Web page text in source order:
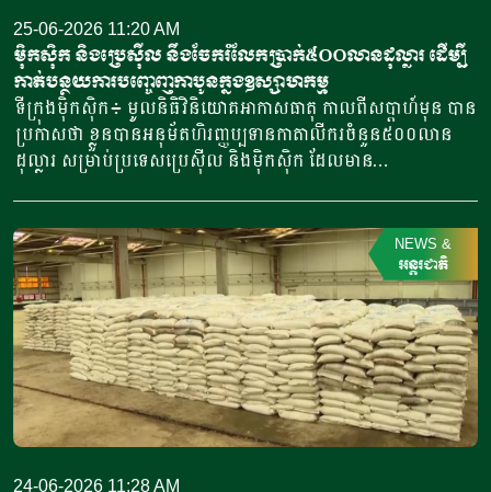
ចេញដំណើរផងដែរ។ […]
ព្រៃឈើ ពិបាករស់បំផុត។ វិស័យកសិកម្មចូលរួ​មចំណែក
ប្រមាណ១០ភាគរយ នៃសេដ្ឋកិច្ចម៉ារ៉ុក ហើយភាគច្រើនពឹងផ្អែកលើទឹក
ភ្លៀង។ ការពឹងផ្អែកបែបនេះ ទើបឥឡូវនេះ នាំឱ្យជួបស្ថានភាពកាន់តែ
ពិបាកខ្លាំងឡើង ដោយមានភ្លៀងធ្លាក់តិចតួច និងកម្តៅឡើងមិន
ឈប់ឈរ ធ្វើឱ្យការដាំដុះរងផលប៉ះពាល់យ៉ាងខ្លាំង។ ទិន្នផលដំណាំ
របស់ម៉ារ៉ុកបានធ្លាក់ចុះប្រមាណ៤៣ភាគរយ ក្នុងរដូវប្រមូលផល
ឆ្នាំ២០២៣-២០២៤ ដែលជាកម្រិតទាបបំផុតមួយមិនធ្លាប់មានក្នុង
ប្រវត្តិសាស្ត្រ។ ផលិតកម្មស្រូវសាលីបានធ្លាក់ចុះដល់កម្រិតទាបបំផុត
ក្នុងរយៈពេល១៥ឆ្នាំកន្លងមកនេះ។ ចំណែកដំណាំសំខាន់ៗផ្សេងទៀត
បានរងការខូចខាតស្ទើរគ្មានសល់។ ផ្លែអូលីវ បានផលិតប្រេងបានតិច
ជាងមុន ហើយបរិមាណផ្លែបានធ្លាក់ចុះដោយសារសីតុណ្ហភាពក្តៅខ្លាំង
ពេក។ រីឯចម្ការដំណាំក្រូចក៏បានធ្លាក់ចុះទិន្នផលផងដែរ ទាំងក្នុង
ផលិតកម្ម និងការនាំចេញ។ […]
25-06-2026 11:20 AM
ម៉ិកស៊ិក និងប្រេស៊ីល នឹងចែករំលែកប្រាក់៥០០លានដុល្លារ ដើម្បី
កាត់បន្ថយការបញ្ចេញកាបូនក្នុងឧស្សាហកម្ម
ទីក្រុងម៉ិកស៊ិក៖ មូលនិធិវិនិយោគអាកាសធាតុ កាលពីសប្តាហ៍មុន បាន
ប្រកាសថា ខ្លួនបានអនុម័តហិរញ្ញប្បទានកាតាលីករចំនួន៥០០លាន
ដុល្លារ សម្រាប់ប្រទេសប្រេស៊ីល និងម៉ិកស៊ិក ដែលមាន
ទុនបម្រុងគ្រប់គ្រងដោយធនាគារពិភពលោក (World Bank) ដែល
មានទឹកប្រាក់ចំនួន១៤ពាន់លានដុល្លារ គឺជាមូលនិធិមូលធនផ្តោតលើ
អាកាសធាតុ បានគាំទ្រការវិនិយោគដំបូងគេបង្អស់ ដើម្បីជំរុញកិច្ចខិតខំ
ប្រឹងប្រែងកាត់បន្ថយការបញ្ចេញកាបូនក្នុងប្រទេសទាំងពីរនេះ ដែល
មានសេដ្ឋកិច្ចធំជាងគេនៅក្នុងតំបន់អាម៉េរិកឡាទីន។ នាយកប្រតិបត្តិ
មូលនិធិវិនិយោគអាកាសធាតុ លោក តារីយេ ក្បាដេហ្គេស៊ីន (Tariye
Gbadegesin) បាននិយាយថា “ការប្រកួតប្រជែងជាសកលដើម្បីកាត់
បន្ថយការបញ្ចេញឧស្ម័នកាបូនិកបានចាប់ផ្តើមហើយ សម្រាប់ទីផ្សារ
កំពុងរីកចម្រើន គឺនៅពេលខាងមុខ។ ឧស្សាហកម្មកាត់បន្ថយការ
បញ្ចេញកាបូន គឺមានលក្ខណៈលើសពីការបំភាយឧស្ម័ន វាជាការធានា
NEWS &
អន្តរជាតិ
24-06-2026 11:28 AM